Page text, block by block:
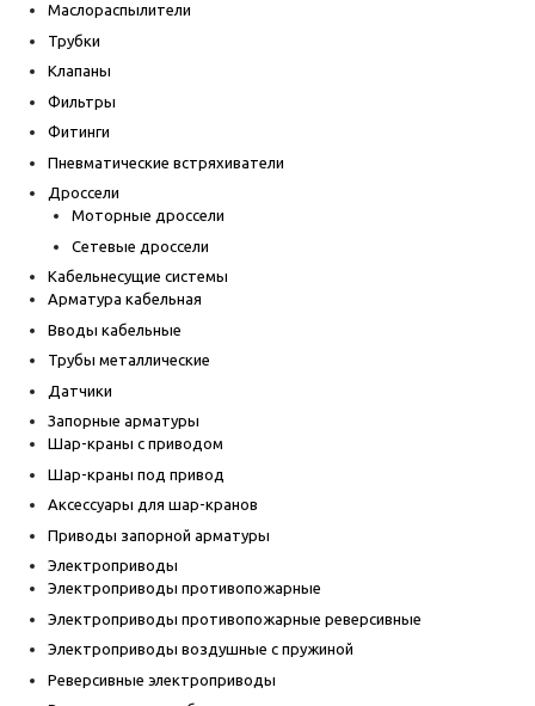
Маслораспылители
Трубки
Клапаны
Фильтры
Фитинги
Пневматические встряхиватели
Дроссели
Моторные дроссели
Сетевые дроссели
Кабельнесущие системы
Арматура кабельная
Вводы кабельные
Трубы металлические
Датчики
Запорные арматуры
Шар-краны с приводом
Шар-краны под привод
Аксессуары для шар-кранов
Приводы запорной арматуры
Электроприводы
Электроприводы противопожарные
Электроприводы противопожарные реверсивные
Электроприводы воздушные с пружиной
Реверсивные электроприводы